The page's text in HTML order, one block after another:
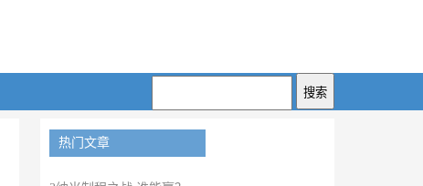
热门文章